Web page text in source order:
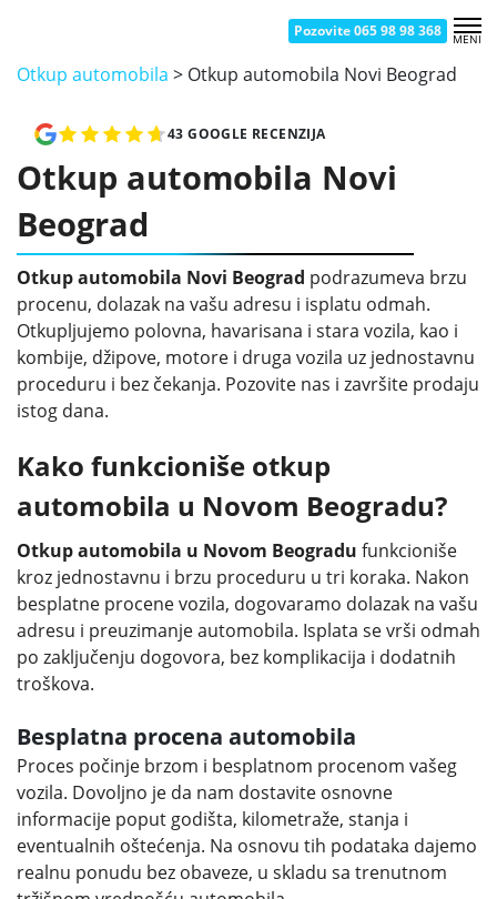
Pozovite 065 98 98 368 MENI
Otkup automobila > Otkup automobila Novi Beograd
43 GOOGLE RECENZIJA
Otkup automobila Novi
Beograd
Otkup automobila Novi Beograd podrazumeva brzu
procenu, dolazak na vašu adresu i isplatu odmah.
Otkupljujemo polovna, havarisana i stara vozila, kao i
kombije, džipove, motore i druga vozila uz jednostavnu
proceduru i bez čekanja. Pozovite nas i završite prodaju
istog dana.
Kako funkcioniše otkup
automobila u Novom Beogradu?
Otkup automobila u Novom Beogradu funkcioniše
kroz jednostavnu i brzu proceduru u tri koraka. Nakon
besplatne procene vozila, dogovaramo dolazak na vašu
adresu i preuzimanje automobila. Isplata se vrši odmah
po zaključenju dogovora, bez komplikacija i dodatnih
troškova.
Besplatna procena automobila
Proces počinje brzom i besplatnom procenom vašeg
vozila. Dovoljno je da nam dostavite osnovne
informacije poput godišta, kilometraže, stanja i
eventualnih oštećenja. Na osnovu tih podataka dajemo
realnu ponudu bez obaveze, u skladu sa trenutnom